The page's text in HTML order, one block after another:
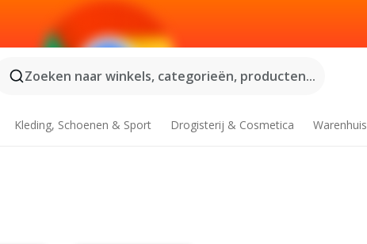
Zoeken naar winkels, categorieën, producten...
Kleding, Schoenen & Sport Drogisterij & Cosmetica Warenhuis